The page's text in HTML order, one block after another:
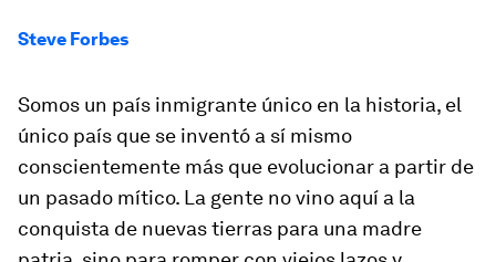
Steve Forbes
Somos un país inmigrante único en la historia, el
único país que se inventó a sí mismo
conscientemente más que evolucionar a partir de
un pasado mítico. La gente no vino aquí a la
conquista de nuevas tierras para una madre